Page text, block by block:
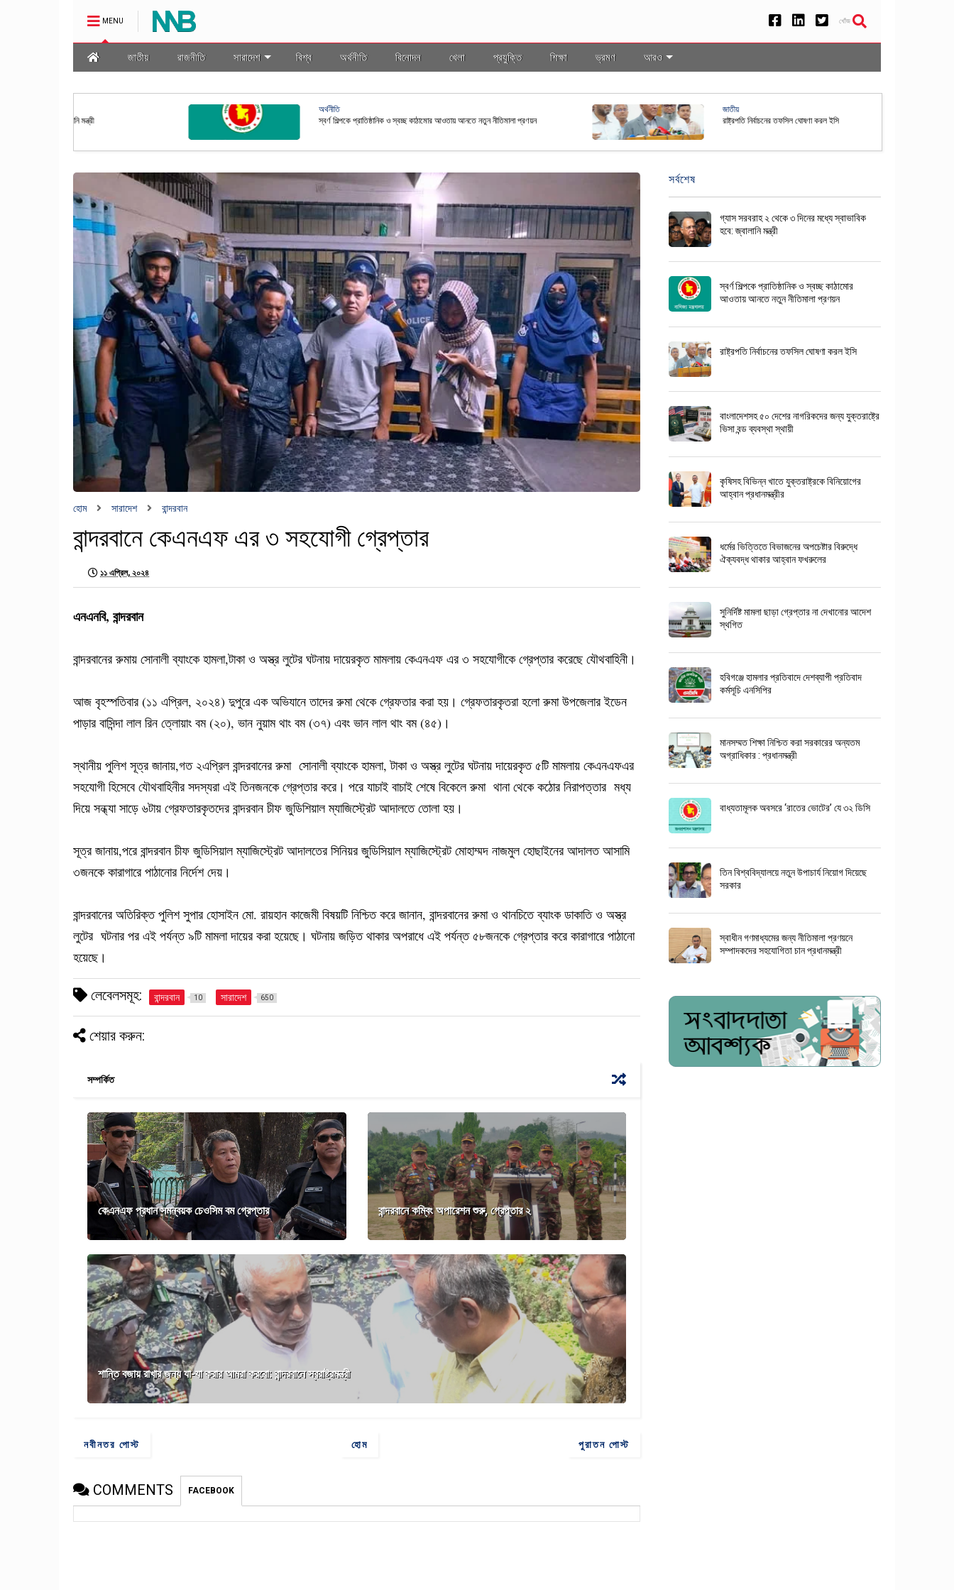
MENU খোঁজ
জাতীয় রাজনীতি সারাদেশ বিশ্ব অর্থনীতি বিনোদন খেলা প্রযুক্তি শিক্ষা ভ্রমণ আরও
জাতীয়
রাষ্ট্রপতি নির্বাচনের তফসিল ঘোষণা করল ইসি
ভ্রমণ
বাংলাদেশসহ ৫০ দেশের নাগরিকদের জন্য যুক্তরাষ্ট্রে ভিসা বন্ড ব্যবস্থা স্থায়ী
হোম সারাদেশ বান্দরবান
বান্দরবানে কেএনএফ এর ৩ সহযোগী গ্রেপ্তার
১১ এপ্রিল, ২০২৪
এনএনবি, বান্দরবান
বান্দরবানের রুমায় সোনালী ব্যাংকে হামলা,টাকা ও অস্ত্র লুটের ঘটনায় দায়েরকৃত মামলায় কেএনএফ এর ৩ সহযোগীকে গ্রেপ্তার করেছে যৌথবাহিনী।
আজ বৃহস্পতিবার (১১ এপ্রিল, ২০২৪) দুপুরে এক অভিযানে তাদের রুমা থেকে গ্রেফতার করা হয়। গ্রেফতারকৃতরা হলো রুমা উপজেলার ইডেন
পাড়ার বাসিন্দা লাল রিন ত্লোয়াং বম (২০), ভান নুয়াম থাং বম (৩৭) এবং ভান লাল থাং বম (৪৫)।
স্থানীয় পুলিশ সূত্র জানায়,গত ২এপ্রিল বান্দরবানের রুমা সোনালী ব্যাংকে হামলা, টাকা ও অস্ত্র লুটের ঘটনায় দায়েরকৃত ৫টি মামলায় কেএনএফএর
সহযোগী হিসেবে যৌথবাহিনীর সদস্যরা এই তিনজনকে গ্রেপ্তার করে। পরে যাচাই বাচাই শেষে বিকেলে রুমা থানা থেকে কঠোর নিরাপত্তার মধ্য
দিয়ে সন্ধ্যা সাড়ে ৬টায় গ্রেফতারকৃতদের বান্দরবান চীফ জুডিশিয়াল ম্যাজিস্ট্রেট আদালতে তোলা হয়।
সূত্র জানায়,পরে বান্দরবান চীফ জুডিসিয়াল ম্যাজিস্ট্রেট আদালতের সিনিয়র জুডিসিয়াল ম্যাজিস্ট্রেট মোহাম্মদ নাজমুল হোছাইনের আদালত আসামি
৩জনকে কারাগারে পাঠানোর নির্দেশ দেয়।
বান্দরবানের অতিরিক্ত পুলিশ সুপার হোসাইন মো. রায়হান কাজেমী বিষয়টি নিশ্চিত করে জানান, বান্দরবানের রুমা ও থানচিতে ব্যাংক ডাকাতি ও অস্ত্র
লুটের ঘটনার পর এই পর্যন্ত ৯টি মামলা দায়ের করা হয়েছে। ঘটনায় জড়িত থাকার অপরাধে এই পর্যন্ত ৫৮জনকে গ্রেপ্তার করে কারাগারে পাঠানো
হয়েছে।
লেবেলসমূহ: বান্দরবান 10 সারাদেশ 650
শেয়ার করুন:
সম্পর্কিত
কেএনএফ প্রধান সমন্বয়ক চেওসিম বম গ্রেপ্তার বান্দরবানে কম্বিং অপারেশন শুরু, গ্রেপ্তার ২
শান্তি বজায় রাখার জন্য যা-যা করার আমরা করবো: বান্দরবানে স্বরাষ্ট্রমন্ত্রী
নবীনতর পোস্ট পুরাতন পোস্ট
হোম
COMMENTS FACEBOOK
সর্বশেষ
গ্যাস সরবরাহ ২ থেকে ৩ দিনের মধ্যে স্বাভাবিক
হবে: জ্বালানি মন্ত্রী
স্বর্ণ শিল্পকে প্রাতিষ্ঠানিক ও স্বচ্ছ কাঠামোর
আওতায় আনতে নতুন নীতিমালা প্রণয়ন
রাষ্ট্রপতি নির্বাচনের তফসিল ঘোষণা করল ইসি
বাংলাদেশসহ ৫০ দেশের নাগরিকদের জন্য যুক্তরাষ্ট্রে
ভিসা বন্ড ব্যবস্থা স্থায়ী
কৃষিসহ বিভিন্ন খাতে যুক্তরাষ্ট্রকে বিনিয়োগের
আহ্বান প্রধানমন্ত্রীর
ধর্মের ভিত্তিতে বিভাজনের অপচেষ্টার বিরুদ্ধে
ঐক্যবদ্ধ থাকার আহ্বান ফখরুলের
সুনির্দিষ্ট মামলা ছাড়া গ্রেপ্তার না দেখানোর আদেশ
স্থগিত
হবিগঞ্জে হামলার প্রতিবাদে দেশব্যাপী প্রতিবাদ
কর্মসূচি এনসিপির
মানসম্মত শিক্ষা নিশ্চিত করা সরকারের অন্যতম
অগ্রাধিকার : প্রধানমন্ত্রী
বাধ্যতামূলক অবসরে ‘রাতের ভোটের’ যে ৩২ ডিসি
তিন বিশ্ববিদ্যালয়ে নতুন উপাচার্য নিয়োগ দিয়েছে
সরকার
স্বাধীন গণমাধ্যমের জন্য নীতিমালা প্রণয়নে
সম্পাদকদের সহযোগিতা চান প্রধানমন্ত্রী